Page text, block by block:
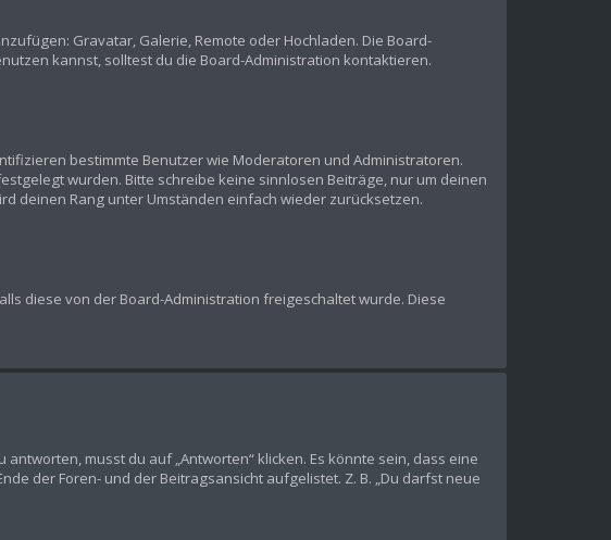
Gravatar, Galerie, Remote oder Hochladen. Die Board-
kannst, solltest du die Board-Administration kontaktieren.
bestimmte Benutzer wie Moderatoren und Administratoren.
wurden. Bitte schreibe keine sinnlosen Beiträge, nur um deinen
deinen Rang unter Umständen einfach wieder zurücksetzen.
diese von der Board-Administration freigeschaltet wurde. Diese
musst du auf „Antworten“ klicken. Es könnte sein, dass eine
der Foren- und der Beitragsansicht aufgelistet. Z. B. „Du darfst neue